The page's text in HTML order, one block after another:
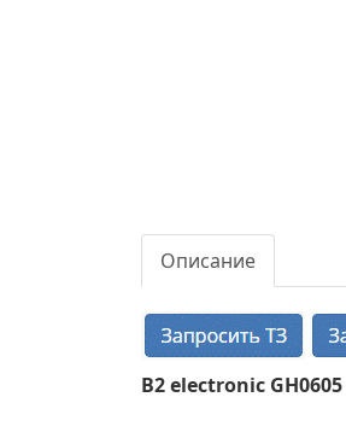
Описание
B2 electronic GH0605